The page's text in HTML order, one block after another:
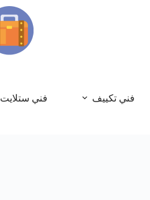
فني تكييف فني ستلايت